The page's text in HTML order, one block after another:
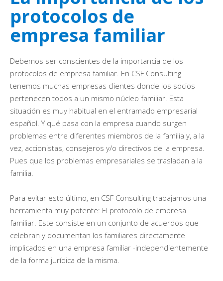
protocolos de
empresa familiar
Debemos ser conscientes de la importancia de los
protocolos de empresa familiar. En CSF Consulting
tenemos muchas empresas clientes donde los socios
pertenecen todos a un mismo núcleo familiar. Esta
situación es muy habitual en el entramado empresarial
español. Y qué pasa con la empresa cuando surgen
problemas entre diferentes miembros de la familia y, a la
vez, accionistas, consejeros y/o directivos de la empresa.
Pues que los problemas empresariales se trasladan a la
familia.
Para evitar esto último, en CSF Consulting trabajamos una
herramienta muy potente: El protocolo de empresa
familiar. Este consiste en un conjunto de acuerdos que
celebran y documentan los familiares directamente
implicados en una empresa familiar -independientemente
de la forma jurídica de la misma.